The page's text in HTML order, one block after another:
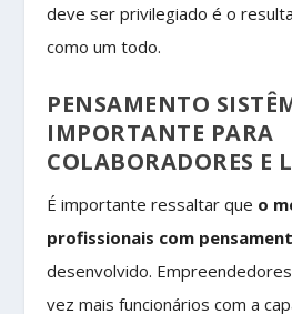
deve ser privilegiado é o
como um todo.
PENSAMENTO
IMPORTANTE PARA
COLABORADORES E
É importante ressaltar que o
profissionais com
desenvolvido.
vez mais funcionários com a